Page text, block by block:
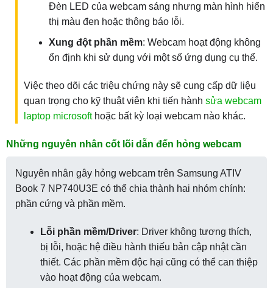
Đèn LED của webcam sáng nhưng màn hình hiển
thị màu đen hoặc thông báo lỗi.
Xung đột phần mềm: Webcam hoạt động không
ổn định khi sử dụng với một số ứng dụng cụ thể.
Việc theo dõi các triệu chứng này sẽ cung cấp dữ liệu
quan trọng cho kỹ thuật viên khi tiến hành sửa webcam
laptop microsofthoặc bất kỳ loại webcam nào khác.
Những nguyên nhân cốt lõi dẫn đến hỏng webcam
Nguyên nhân gây hỏng webcam trên Samsung ATIV
Book 7 NP740U3E có thể chia thành hai nhóm chính:
phần cứng và phần mềm.
Lỗi phần mềm/Driver: Driver không tương thích,
bị lỗi, hoặc hệ điều hành thiếu bản cập nhật cần
thiết. Các phần mềm độc hại cũng có thể can thiệp
vào hoạt động của webcam.